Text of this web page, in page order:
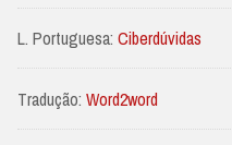
L. Portuguesa: Ciberdúvidas
Tradução: Word2word